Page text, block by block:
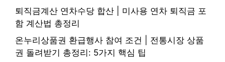
퇴직금계산 연차수당 합산 | 미사용 연차 퇴직금 포
함 계산법 총정리
온누리상품권 환급행사 참여 조건 | 전통시장 상품
권 돌려받기 총정리: 5가지 핵심 팁